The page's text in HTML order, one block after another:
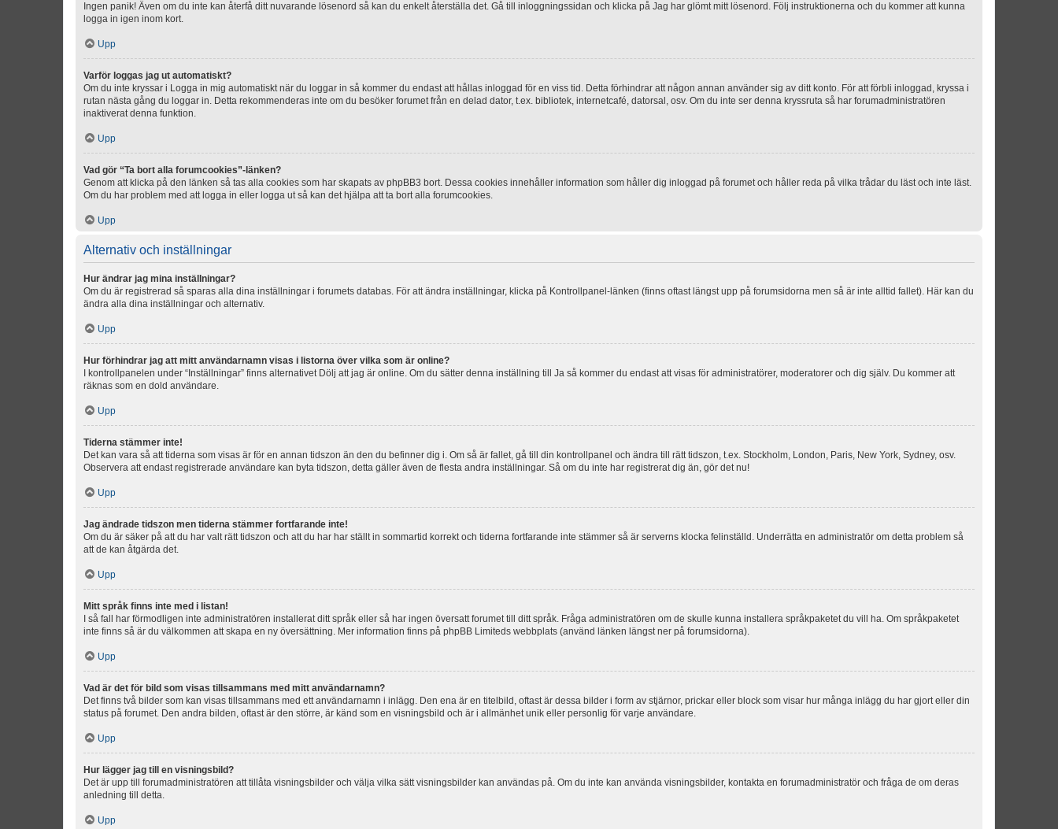
Ingen panik! Även om du inte kan återfå ditt nuvarande lösenord så kan du enkelt återställa det. Gå till inloggningssidan och klicka på Jag har glömt mitt lösenord. Följ instruktionerna och du kommer att kunna
logga in igen inom kort.
Upp
Varför loggas jag ut automatiskt?
Om du inte kryssar i Logga in mig automatiskt när du loggar in så kommer du endast att hållas inloggad för en viss tid. Detta förhindrar att någon annan använder sig av ditt konto. För att förbli inloggad, kryssa i
rutan nästa gång du loggar in. Detta rekommenderas inte om du besöker forumet från en delad dator, t.ex. bibliotek, internetcafé, datorsal, osv. Om du inte ser denna kryssruta så har forumadministratören
inaktiverat denna funktion.
Upp
Vad gör “Ta bort alla forumcookies”-länken?
Genom att klicka på den länken så tas alla cookies som har skapats av phpBB3 bort. Dessa cookies innehåller information som håller dig inloggad på forumet och håller reda på vilka trådar du läst och inte läst.
Om du har problem med att logga in eller logga ut så kan det hjälpa att ta bort alla forumcookies.
Upp
Alternativ och inställningar
Hur ändrar jag mina inställningar?
Om du är registrerad så sparas alla dina inställningar i forumets databas. För att ändra inställningar, klicka på Kontrollpanel-länken (finns oftast längst upp på forumsidorna men så är inte alltid fallet). Här kan du
ändra alla dina inställningar och alternativ.
Upp
Hur förhindrar jag att mitt användarnamn visas i listorna över vilka som är online?
I kontrollpanelen under “Inställningar” finns alternativet Dölj att jag är online. Om du sätter denna inställning till Ja så kommer du endast att visas för administratörer, moderatorer och dig själv. Du kommer att
räknas som en dold användare.
Upp
Tiderna stämmer inte!
Det kan vara så att tiderna som visas är för en annan tidszon än den du befinner dig i. Om så är fallet, gå till din kontrollpanel och ändra till rätt tidszon, t.ex. Stockholm, London, Paris, New York, Sydney, osv.
Observera att endast registrerade användare kan byta tidszon, detta gäller även de flesta andra inställningar. Så om du inte har registrerat dig än, gör det nu!
Upp
Jag ändrade tidszon men tiderna stämmer fortfarande inte!
Om du är säker på att du har valt rätt tidszon och att du har har ställt in sommartid korrekt och tiderna fortfarande inte stämmer så är serverns klocka felinställd. Underrätta en administratör om detta problem så
att de kan åtgärda det.
Upp
Mitt språk finns inte med i listan!
I så fall har förmodligen inte administratören installerat ditt språk eller så har ingen översatt forumet till ditt språk. Fråga administratören om de skulle kunna installera språkpaketet du vill ha. Om språkpaketet
inte finns så är du välkommen att skapa en ny översättning. Mer information finns på phpBB Limiteds webbplats (använd länken längst ner på forumsidorna).
Upp
Vad är det för bild som visas tillsammans med mitt användarnamn?
Det finns två bilder som kan visas tillsammans med ett användarnamn i inlägg. Den ena är en titelbild, oftast är dessa bilder i form av stjärnor, prickar eller block som visar hur många inlägg du har gjort eller din
status på forumet. Den andra bilden, oftast är den större, är känd som en visningsbild och är i allmänhet unik eller personlig för varje användare.
Upp
Hur lägger jag till en visningsbild?
Det är upp till forumadministratören att tillåta visningsbilder och välja vilka sätt visningsbilder kan användas på. Om du inte kan använda visningsbilder, kontakta en forumadministratör och fråga de om deras
anledning till detta.
Upp